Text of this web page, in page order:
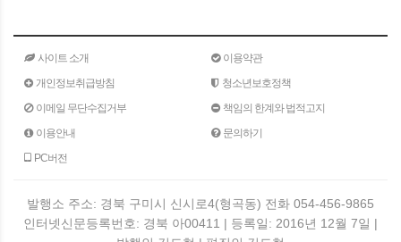
사이트 소개
이용약관
개인정보취급방침
청소년보호정책
이메일 무단수집거부
책임의 한계와 법적고지
이용안내
문의하기
PC버전
발행소 주소: 경북 구미시 신시로4(형곡동) 전화 054-456-9865
인터넷신문등록번호: 경북 아00411 | 등록일: 2016년 12월 7일 |